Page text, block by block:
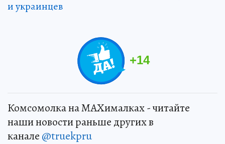
и украинцев
+14
Комсомолка на MAXималках - читайте
наши новости раньше других в
канале @truekpru